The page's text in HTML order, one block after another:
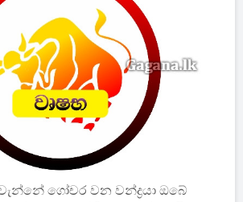
ගෝචර වන වන්ද්‍රයා ඔබේ